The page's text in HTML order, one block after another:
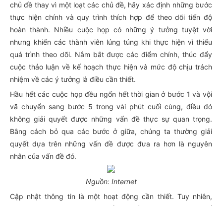
chủ đề thay vì một loạt các chủ đề, hãy xác định những bước
thực hiện chính và quy trình thích hợp để theo dõi tiến độ
hoàn thành. Nhiều cuộc họp có những ý tưởng tuyệt vời
nhưng khiến các thành viên lúng túng khi thực hiện vì thiếu
quá trình theo dõi. Nắm bắt được các điểm chính, thúc đẩy
cuộc thảo luận về kế hoạch thực hiện và mức độ chịu trách
nhiệm về các ý tưởng là điều cần thiết.
Hầu hết các cuộc họp đều ngốn hết thời gian ở bước 1 và vội
vã chuyển sang bước 5 trong vài phút cuối cùng, điều đó
không giải quyết được những vấn đề thực sự quan trọng.
Bằng cách bỏ qua các bước ở giữa, chúng ta thường giải
quyết dựa trên những vấn đề được đưa ra hơn là nguyên
nhân của vấn đề đó.
Nguồn: Internet
Cập nhật thông tin là một hoạt động cần thiết. Tuy nhiên,